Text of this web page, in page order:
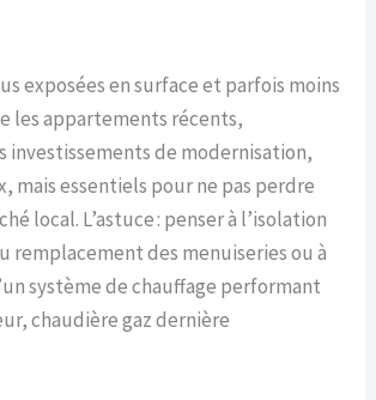
exposées en surface et parfois moins
les appartements récents,
investissements de modernisation,
mais essentiels pour ne pas perdre
local. L’astuce : penser à l’isolation
remplacement des menuiseries ou à
système de chauffage performant
chaudière gaz dernière